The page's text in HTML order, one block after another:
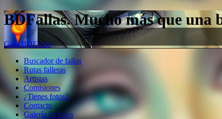
BDFallas. Mucho más que una
Guía BDFallas
Buscador de fallas
Rutas falleras
Artistas
Comisiones
¿Tienes fotos?
Contacto
Galería de fotos